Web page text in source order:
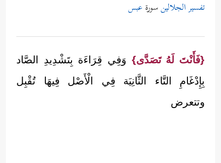
تفسير الجلالينسورة عبس
{فَأَنْتَ لَهُ تَصَدَّى} وَفِي قِرَاءَة بِتَشْدِيدِ الصَّاد
بِإِدْغَامِ التَّاء الثَّانِيَة فِي الْأَصْل فِيهَا تُقْبِل
وتتعرض